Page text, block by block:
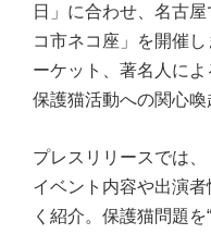
日」に合わせ、名古
コ市ネコ座」を開催
ーケット、著名人によ
保護猫活動への関心喚
プレスリリースでは、
イベント内容や出演
く紹介。保護猫問題